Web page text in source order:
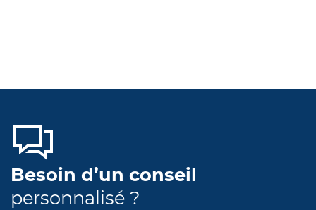
Besoin d’un conseil
personnalisé ?